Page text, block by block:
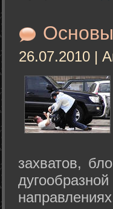
26.07.2010 |
захватов,